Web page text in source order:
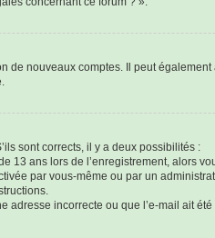
de nouveaux comptes. Il peut
sont corrects, il y a deux possibilités :
13 ans lors de l’enregistrement, alors
par vous-même ou par un
adresse incorrecte ou que l’e-mail ait